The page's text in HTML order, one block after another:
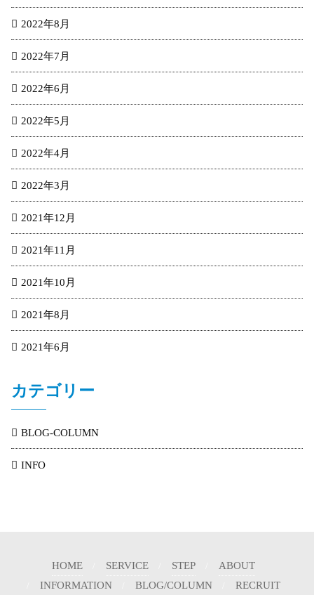
2022年8月
2022年7月
2022年6月
2022年5月
2022年4月
2022年3月
2021年12月
2021年11月
2021年10月
2021年8月
2021年6月
カテゴリー
BLOG-COLUMN
INFO
HOME SERVICE STEP
ABOUT
INFORMATION
BLOG/COLUMN RECRUIT